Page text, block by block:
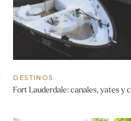
DESTINOS
Fort Lauderdale: canales, yates y